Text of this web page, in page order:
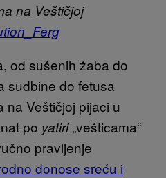
na Veštičjoj
od sušenih žaba do
sudbine do fetusa
na Veštičjoj pijaci u
po yatiri„vešticama“
pravljenje
donose sreću i